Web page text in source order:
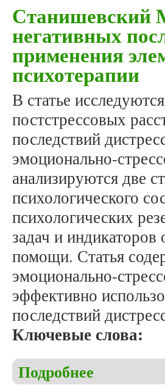
Станишевский
негативных
применения
психотерапии
В статье
постстрессовых
последствий
эмоционально-
анализируются две
психологического
психологических
задач и индикаторов
помощи. Статья
эмоционально-
эффективно
последствий
Ключевые слова:
Подробнее